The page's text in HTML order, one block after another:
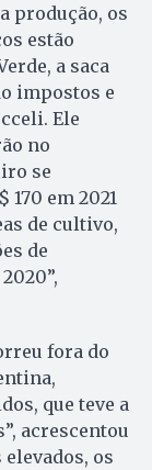
produção, os
estão
a saca
impostos e
Ele
no
se
em 2021
de cultivo,
de
fora do
que teve a
acrescentou
os